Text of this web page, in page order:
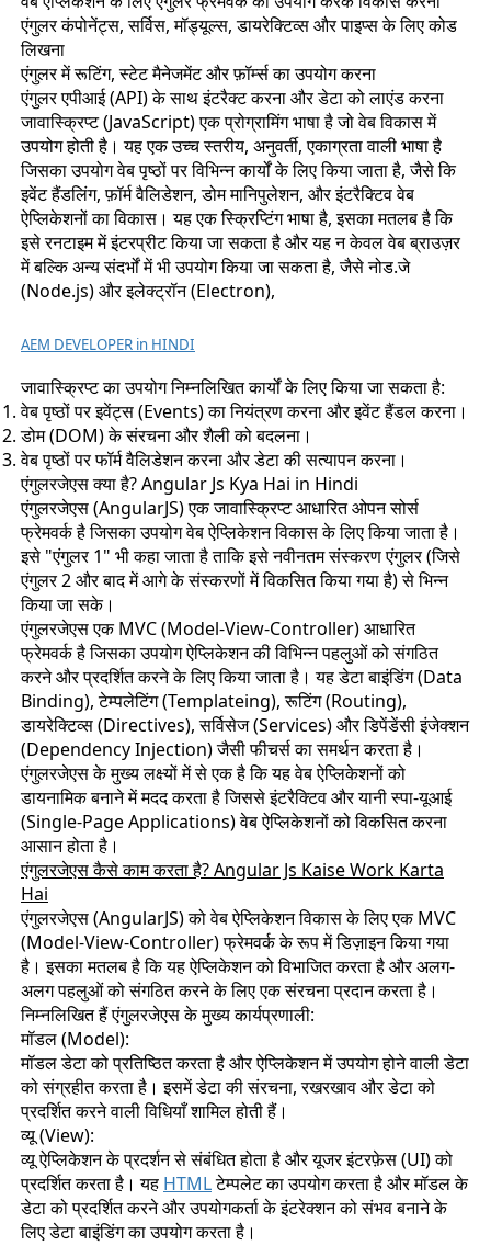
एंगुलर कंपोनेंट्स, सर्विस, मॉड्यूल्स, डायरेक्टिव्स और पाइप्स के लिए कोड
लिखना
एंगुलर में रूटिंग, स्टेट मैनेजमेंट और फ़ॉर्म्स का उपयोग करना
एंगुलर एपीआई (API) के साथ इंटरैक्ट करना और डेटा को लाएंड करना
जावास्क्रिप्ट (JavaScript) एक प्रोग्रामिंग भाषा है जो वेब विकास में
उपयोग होती है। यह एक उच्च स्तरीय, अनुवर्ती, एकाग्रता वाली भाषा है
जिसका उपयोग वेब पृष्ठों पर विभिन्न कार्यों के लिए किया जाता है, जैसे कि
इवेंट हैंडलिंग, फ़ॉर्म वैलिडेशन, डोम मानिपुलेशन, और इंटरैक्टिव वेब
ऐप्लिकेशनों का विकास। यह एक स्क्रिप्टिंग भाषा है, इसका मतलब है कि
इसे रनटाइम में इंटरप्रीट किया जा सकता है और यह न केवल वेब ब्राउज़र
में बल्कि अन्य संदर्भों में भी उपयोग किया जा सकता है, जैसे नोड.जे
(Node.js) और इलेक्ट्रॉन (Electron),
AEM DEVELOPER in HINDI
जावास्क्रिप्ट का उपयोग निम्नलिखित कार्यों के लिए किया जा सकता है:
वेब पृष्ठों पर इवेंट्स (Events) का नियंत्रण करना और इवेंट हैंडल करना।
डोम (DOM) के संरचना और शैली को बदलना।
वेब पृष्ठों पर फॉर्म वैलिडेशन करना और डेटा की सत्यापन करना।
एंगुलरजेएस क्या है? Angular Js Kya Hai in Hindi
एंगुलरजेएस (AngularJS) एक जावास्क्रिप्ट आधारित ओपन सोर्स
फ्रेमवर्क है जिसका उपयोग वेब ऐप्लिकेशन विकास के लिए किया जाता है।
इसे "एंगुलर 1" भी कहा जाता है ताकि इसे नवीनतम संस्करण एंगुलर (जिसे
एंगुलर 2 और बाद में आगे के संस्करणों में विकसित किया गया है) से भिन्न
किया जा सके।
एंगुलरजेएस एक MVC (Model-View-Controller) आधारित
फ्रेमवर्क है जिसका उपयोग ऐप्लिकेशन की विभिन्न पहलुओं को संगठित
करने और प्रदर्शित करने के लिए किया जाता है। यह डेटा बाइंडिंग (Data
Binding), टेम्पलेटिंग (Templateing), रूटिंग (Routing),
डायरेक्टिव्स (Directives), सर्विसेज (Services) और डिपेंडेंसी इंजेक्शन
(Dependency Injection) जैसी फीचर्स का समर्थन करता है।
एंगुलरजेएस के मुख्य लक्ष्यों में से एक है कि यह वेब ऐप्लिकेशनों को
डायनामिक बनाने में मदद करता है जिससे इंटरैक्टिव और यानी स्पा-यूआई
(Single-Page Applications) वेब ऐप्लिकेशनों को विकसित करना
आसान होता है।
एंगुलरजेएस कैसे काम करता है? Angular Js Kaise Work Karta
Hai
एंगुलरजेएस (AngularJS) को वेब ऐप्लिकेशन विकास के लिए एक MVC
(Model-View-Controller) फ्रेमवर्क के रूप में डिज़ाइन किया गया
है। इसका मतलब है कि यह ऐप्लिकेशन को विभाजित करता है और अलग-
अलग पहलुओं को संगठित करने के लिए एक संरचना प्रदान करता है।
निम्नलिखित हैं एंगुलरजेएस के मुख्य कार्यप्रणाली:
मॉडल (Model):
मॉडल डेटा को प्रतिष्ठित करता है और ऐप्लिकेशन में उपयोग होने वाली डेटा
को संग्रहीत करता है। इसमें डेटा की संरचना, रखरखाव और डेटा को
प्रदर्शित करने वाली विधियाँ शामिल होती हैं।
व्यू (View):
व्यू ऐप्लिकेशन के प्रदर्शन से संबंधित होता है और यूजर इंटरफ़ेस (UI) को
प्रदर्शित करता है। यह HTMLटेम्पलेट का उपयोग करता है और मॉडल के
डेटा को प्रदर्शित करने और उपयोगकर्ता के इंटरेक्शन को संभव बनाने के
लिए डेटा बाइंडिंग का उपयोग करता है।